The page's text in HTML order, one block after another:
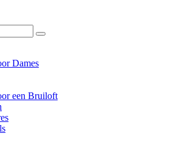
Dames
een Bruiloft